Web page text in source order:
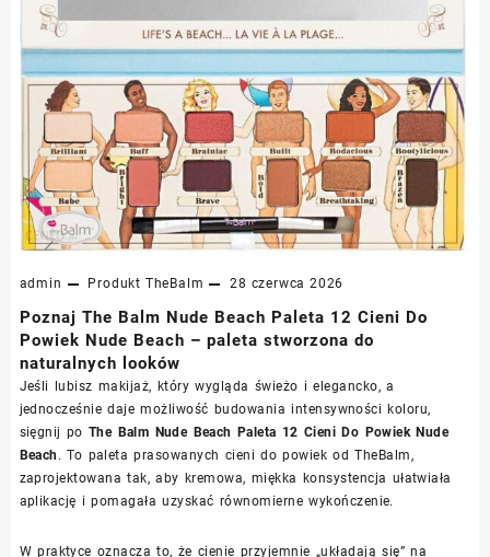
admin Produkt TheBalm 28 czerwca 2026
Poznaj The Balm Nude Beach Paleta 12 Cieni Do
Powiek Nude Beach – paleta stworzona do
naturalnych looków
Jeśli lubisz makijaż, który wygląda świeżo i elegancko, a
jednocześnie daje możliwość budowania intensywności koloru,
sięgnij po The Balm Nude Beach Paleta 12 Cieni Do Powiek Nude
Beach . To paleta prasowanych cieni do powiek od TheBalm,
zaprojektowana tak, aby kremowa, miękka konsystencja ułatwiała
aplikację i pomagała uzyskać równomierne wykończenie.
W praktyce oznacza to, że cienie przyjemnie „układają się” na